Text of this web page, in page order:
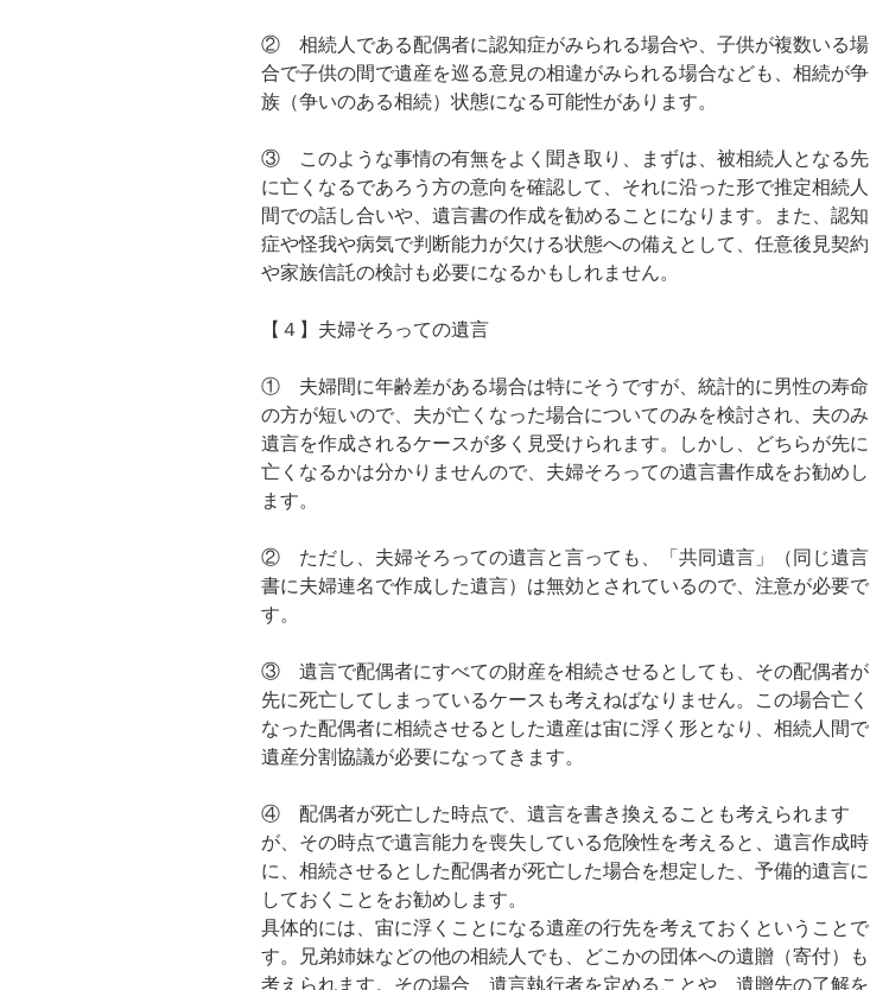
② 相続人である配偶者に認知症がみられる場合や、子供が複数いる場
合で子供の間で遺産を巡る意見の相違がみられる場合なども、相続が争
族（争いのある相続）状態になる可能性があります。
③ このような事情の有無をよく聞き取り、まずは、被相続人となる先
に亡くなるであろう方の意向を確認して、それに沿った形で推定相続人
間での話し合いや、遺言書の作成を勧めることになります。また、認知
症や怪我や病気で判断能力が欠ける状態への備えとして、任意後見契約
や家族信託の検討も必要になるかもしれません。
【４】夫婦そろっての遺言
① 夫婦間に年齢差がある場合は特にそうですが、統計的に男性の寿命
の方が短いので、夫が亡くなった場合についてのみを検討され、夫のみ
遺言を作成されるケースが多く見受けられます。しかし、どちらが先に
亡くなるかは分かりませんので、夫婦そろっての遺言書作成をお勧めし
ます。
② ただし、夫婦そろっての遺言と言っても、「共同遺言」（同じ遺言
書に夫婦連名で作成した遺言）は無効とされているので、注意が必要で
す。
③ 遺言で配偶者にすべての財産を相続させるとしても、その配偶者が
先に死亡してしまっているケースも考えねばなりません。この場合亡く
なった配偶者に相続させるとした遺産は宙に浮く形となり、相続人間で
遺産分割協議が必要になってきます。
④ 配偶者が死亡した時点で、遺言を書き換えることも考えられます
が、その時点で遺言能力を喪失している危険性を考えると、遺言作成時
に、相続させるとした配偶者が死亡した場合を想定した、予備的遺言に
しておくことをお勧めします。
具体的には、宙に浮くことになる遺産の行先を考えておくということで
す。兄弟姉妹などの他の相続人でも、どこかの団体への遺贈（寄付）も
考えられます。その場合、遺言執行者を定めることや、遺贈先の了解を